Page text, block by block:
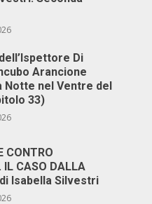
Di
Arancione
Notte nel Ventre del
33)
CONTRO
IL CASO DALLA
di Isabella Silvestri